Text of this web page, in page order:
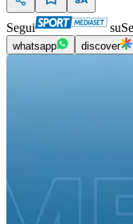
Segui su
whatsapp discover